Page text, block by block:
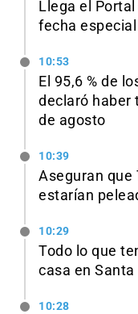
Llega el
fecha
10:53
El 95,6 % de
declaró haber
de agosto
10:39
Aseguran que
estarían
10:29
Todo lo que
casa en
10:28